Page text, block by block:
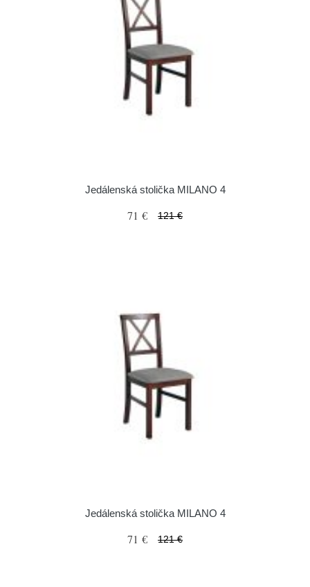
Jedálenská stolička MILANO 4
71 € 121 €
Jedálenská stolička MILANO 4
71 € 121 €